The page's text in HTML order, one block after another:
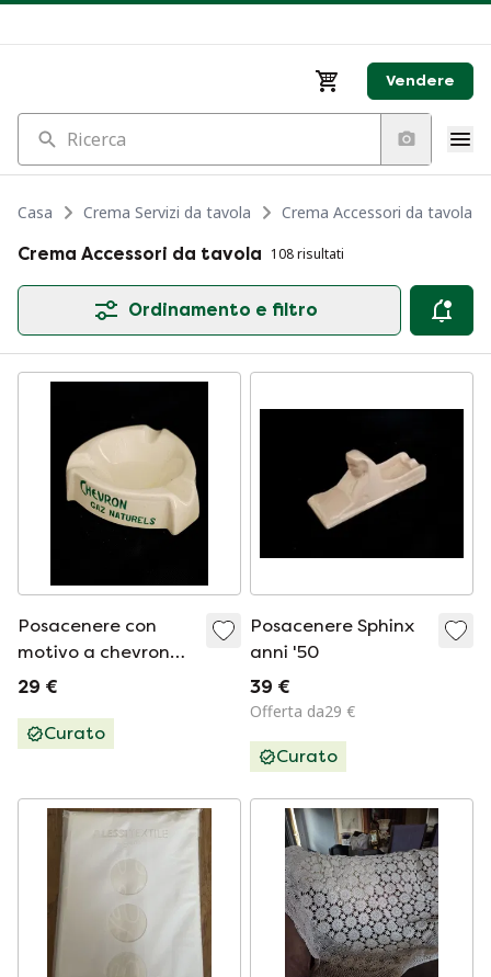
Vendere
Ricerca
Casa Crema Servizi da tavola
Crema Accessori da tavola
Crema Accessori da tavola 108 risultati
Ordinamento e filtro
Posacenere con
motivo a chevron
anni Cinquanta
29 €
Curato
Posacenere Sphinx
anni '50
39 €
Offerta da29 €
Curato